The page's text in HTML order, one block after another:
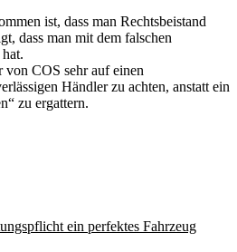
ist, dass man Rechtsbeistand
dass man mit dem falschen
von COS sehr auf einen
Händler zu achten, anstatt ein
zu ergattern.
ein perfektes Fahrzeug